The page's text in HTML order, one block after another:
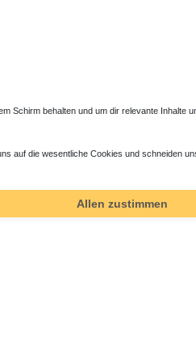
MIF
Schirm behalten und um dir relevante Inhalte
auf die wesentliche Cookies und schneiden
Allen zustimmen